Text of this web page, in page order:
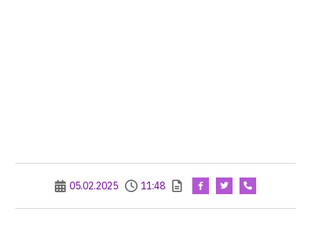
05.02.2025 11:48